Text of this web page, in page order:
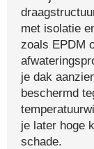
met isolatie
zoals EPDM
je dak
beschermd
je later hoge
schade.